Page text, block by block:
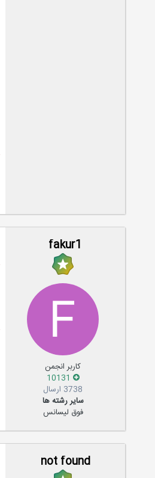
fakur1
کاربر انجمن
3738 ارسال
سایر رشته ها
فوق لیسانس
not found